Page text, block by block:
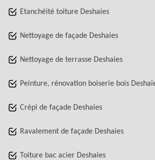
Etanchéité toiture Deshaies
Nettoyage de façade Deshaies
Nettoyage de terrasse Deshaies
Peinture, rénovation boiserie bois
Crépi de façade Deshaies
Ravalement de façade Deshaies
Toiture bac acier Deshaies